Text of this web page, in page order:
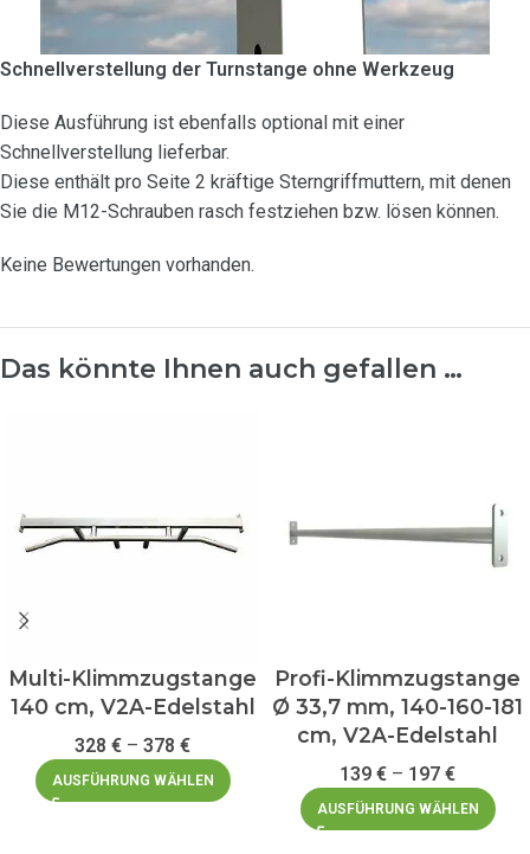
Schnellverstellung der Turnstange ohne Werkzeug
Diese Ausführung ist ebenfalls optional mit einer
Schnellverstellung lieferbar.
Diese enthält pro Seite 2 kräftige Sterngriffmuttern, mit denen
Sie die M12-Schrauben rasch festziehen bzw. lösen können.
Keine Bewertungen vorhanden.
Das könnte Ihnen auch gefallen …
Multi-Klimmzugstange
140 cm, V2A-Edelstahl
328 € – 378 €
AUSFÜHRUNG WÄHLEN
Profi-Klimmzugstange
Ø 33,7 mm, 140-160-181
cm, V2A-Edelstahl
139 € – 197 €
AUSFÜHRUNG WÄHLEN